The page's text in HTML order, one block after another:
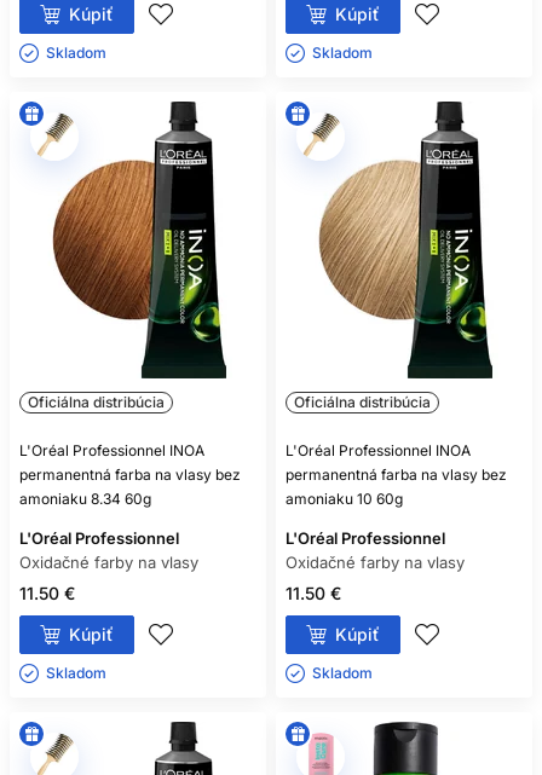
Kúpiť
Skladom ㅤ
Kúpiť
Skladom ㅤ
Oficiálna distribúcia
L'Oréal Professionnel INOA
permanentná farba na vlasy bez
amoniaku 8.34 60g
L'Oréal Professionnel
Oxidačné farby na vlasy
11.50 €
Kúpiť
Skladom ㅤ
Oficiálna distribúcia
L'Oréal Professionnel INOA
permanentná farba na vlasy bez
amoniaku 10 60g
L'Oréal Professionnel
Oxidačné farby na vlasy
11.50 €
Kúpiť
Skladom ㅤ